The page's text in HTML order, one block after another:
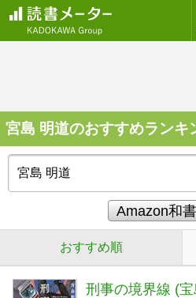
宮島 明道のおすすめランキ
おすすめ順
刑事の境界線 (宝